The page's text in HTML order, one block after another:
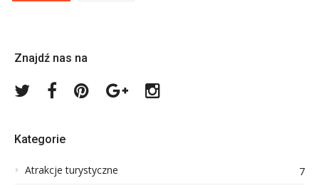
Znajdź nas na
Twitter FacebookPinterestGoogle
Plus
Instagram
Kategorie
Atrakcje turystyczne 7